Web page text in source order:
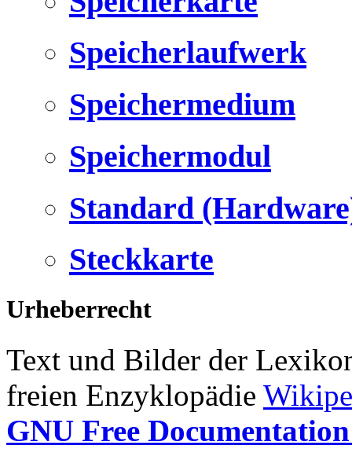
Speicherlaufwerk
Speichermedium
Speichermodul
Standard
Steckkarte
Urheberrecht
Text und Bilder der
freien Enzyklopädie
GNU Free